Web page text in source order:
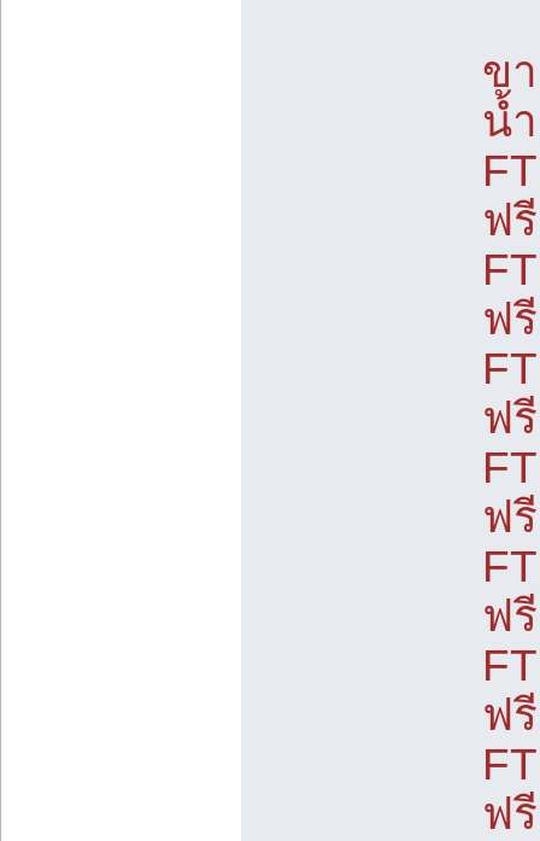
ข
น้
ฟ
ฟ
ฟ
ฟ
ฟ
ฟ
ฟ